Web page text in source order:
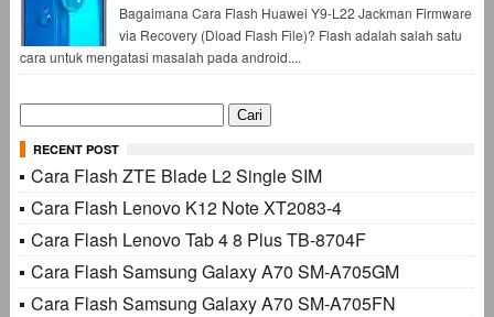
Bagaimana Cara Flash Huawei Y9-L22 Jackman Firmware
via Recovery (Dload Flash File)? Flash adalah salah satu
cara untuk mengatasi masalah pada android....
Cari
untuk:
RECENT POST
Cara Flash ZTE Blade L2 Single SIM
Cara Flash Lenovo K12 Note XT2083-4
Cara Flash Lenovo Tab 4 8 Plus TB-8704F
Cara Flash Samsung Galaxy A70 SM-A705GM
Cara Flash Samsung Galaxy A70 SM-A705FN